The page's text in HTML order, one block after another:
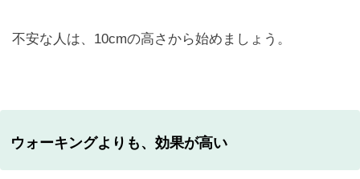
不安な人は、10cmの高さから始めましょう。
ウォーキングよりも、効果が高い